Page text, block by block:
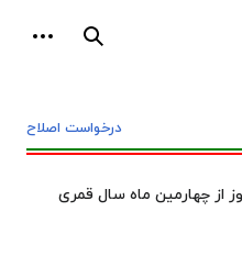
جستجو
درخواست اصلاح
از چهارمین ماه سال قمری